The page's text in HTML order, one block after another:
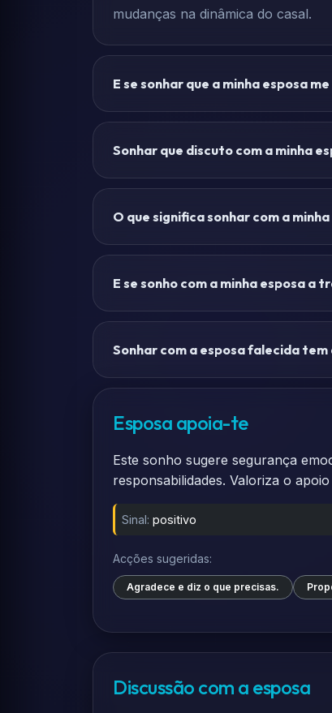
mudanças na dinâmica do casal.
E se sonhar que a minha esposa
Sonhar que discuto com a minha
O que significa sonhar com a
E se sonho com a minha esposa a
Sonhar com a esposa falecida
Esposa apoia-te
Este sonho sugere segurança
responsabilidades. Valoriza o
Sinal: positivo
Acções sugeridas:
Agradece e diz o que precisas.
Discussão com a esposa